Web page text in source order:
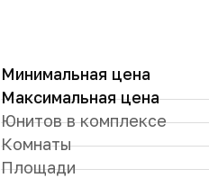
Минимальная цена
Максимальная цена
Юнитов в комплексе
Комнаты
Площади